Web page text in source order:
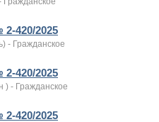
2-420/2025
- Гражданское
2-420/2025
) - Гражданское
2-420/2025